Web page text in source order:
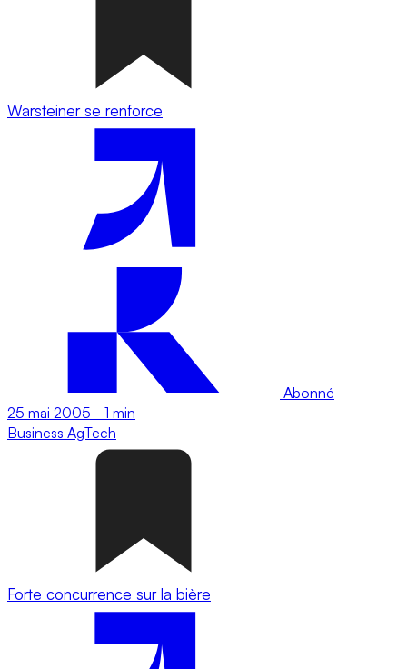
Warsteiner se renforce
Abonné
25 mai 2005 - 1 min
Business AgTech
Forte concurrence sur la bière